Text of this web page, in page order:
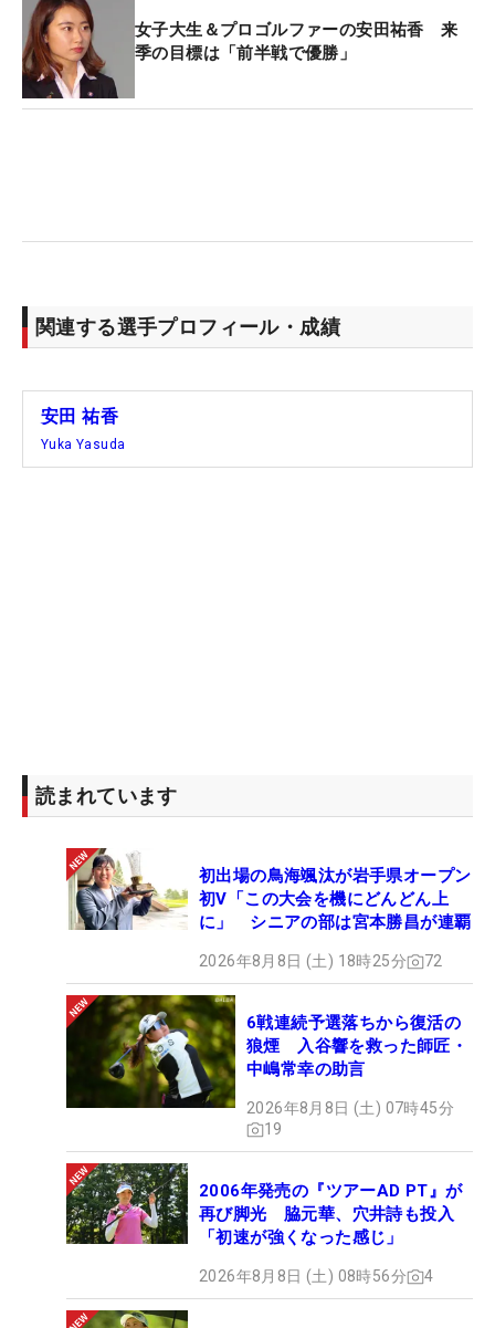
ることをうれしく思います。これからも一緒に戦っ
て行き『尊敬されるゴルファー』になれるように
日々努力していきますので、ご支援よろしくお願い
いたします」
女子大生＆プロゴルファーの安田祐香 来
季の目標は「前半戦で優勝」
関連する選手プロフィール・成績
安田 祐香
Yuka Yasuda
読まれています
初出場の鳥海颯汰が岩手県オープン
初V「この大会を機にどんどん上
に」 シニアの部は宮本勝昌が連覇
2026年8月8日 (土) 18時25分 72
6戦連続予選落ちから復活の
狼煙 入谷響を救った師匠・
中嶋常幸の助言
2026年8月8日 (土) 07時45分
19
2006年発売の『ツアーAD PT』が
再び脚光 脇元華、穴井詩も投入
「初速が強くなった感じ」
2026年8月8日 (土) 08時56分 4